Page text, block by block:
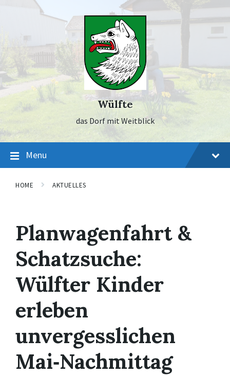
Wülfte
das Dorf mit Weitblick
Menu
HOME AKTUELLES
Planwagenfahrt &
Schatzsuche:
Wülfter Kinder
erleben
unvergesslichen
Mai‑Nachmittag